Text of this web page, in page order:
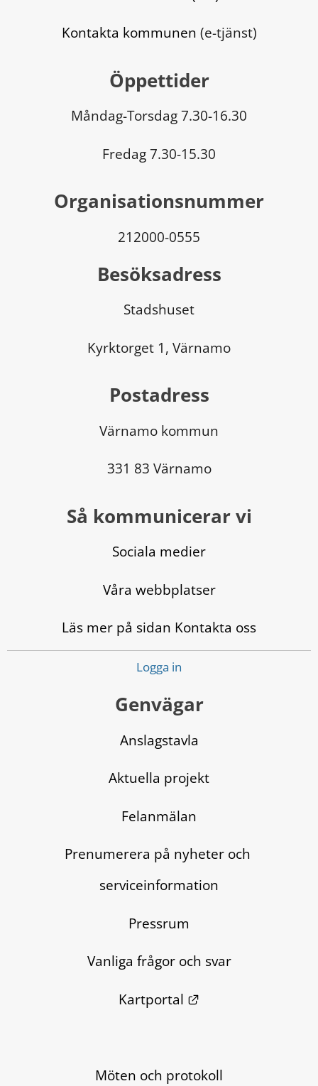
Kontakta kommunen (e-tjänst)
Öppettider
Måndag-Torsdag 7.30-16.30
Fredag 7.30-15.30
Organisationsnummer
212000-0555
Besöksadress
Stadshuset
Kyrktorget 1, Värnamo
Postadress
Värnamo kommun
331 83 Värnamo
Så kommunicerar vi
Sociala medier
Våra webbplatser
Läs mer på sidan Kontakta oss
Logga in
Genvägar
Anslagstavla
Aktuella projekt
Felanmälan
Prenumerera på nyheter och
serviceinformation
Pressrum
Vanliga frågor och svar
Kartportal
Länk till annan
Möten och protokoll